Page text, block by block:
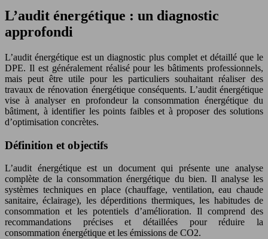
L’audit énergétique : un diagnostic
approfondi
L’audit énergétique est un diagnostic plus complet et détaillé que le
DPE. Il est généralement réalisé pour les bâtiments professionnels,
mais peut être utile pour les particuliers souhaitant réaliser des
travaux de rénovation énergétique conséquents. L’audit énergétique
vise à analyser en profondeur la consommation énergétique du
bâtiment, à identifier les points faibles et à proposer des solutions
d’optimisation concrètes.
Définition et objectifs
L’audit énergétique est un document qui présente une analyse
complète de la consommation énergétique du bien. Il analyse les
systèmes techniques en place (chauffage, ventilation, eau chaude
sanitaire, éclairage), les déperditions thermiques, les habitudes de
consommation et les potentiels d’amélioration. Il comprend des
recommandations précises et détaillées pour réduire la
consommation énergétique et les émissions de CO2.